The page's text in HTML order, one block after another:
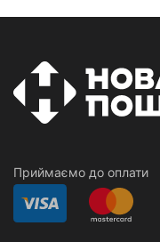
Приймаємо до оплати